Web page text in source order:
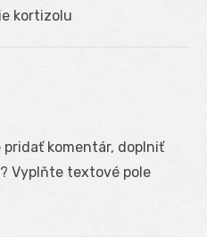
kortizolu
komentár, doplniť
Vyplňte textové pole